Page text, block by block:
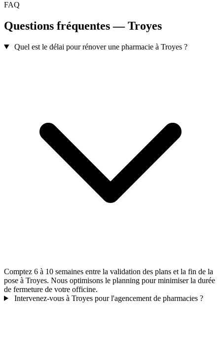
FAQ
Questions fréquentes — Troyes
Quel est le délai pour rénover une pharmacie à Troyes ?
Comptez 6 à 10 semaines entre la validation des plans et la fin de la
pose à Troyes. Nous optimisons le planning pour minimiser la durée
de fermeture de votre officine.
Intervenez-vous à Troyes pour l'agencement de pharmacies ?